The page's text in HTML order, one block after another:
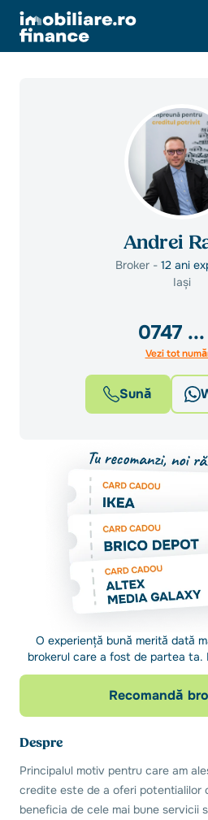
Andrei
Broker - 12 ani
Iași
0747
Vezi tot
Sună
O experiență bună merită dată
brokerul care a fost de partea ta.
Recomandă
Despre
Principalul motiv pentru care am
credite este de a oferi potentialilor
beneficia de cele mai bune servicii